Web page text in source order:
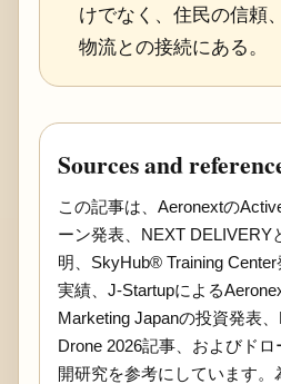
けでなく、住民の信頼
物流との接続にある。
Sources and
この記事は、Aeronextの
ーン発表、NEXT DELIVERY
明、SkyHub® Training
実績、J-Startupによる
Marketing Japanの投資発表
Drone 2026記事、およびド
開研究を参考にしています。